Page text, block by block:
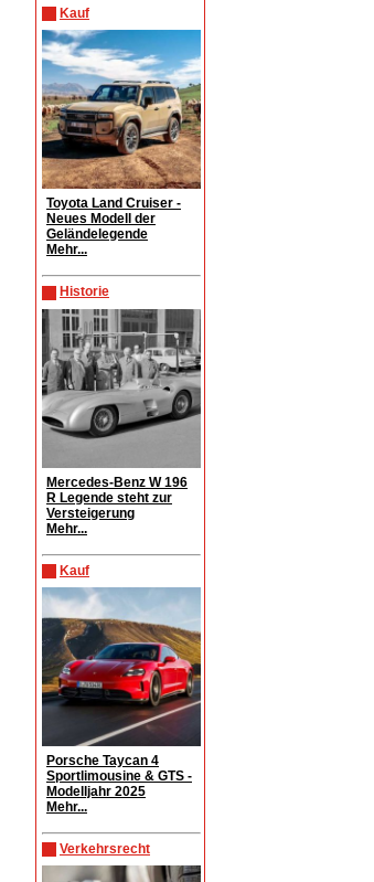
Kauf
Toyota Land Cruiser -
Neues Modell der
Geländelegende
Mehr...
Historie
Mercedes-Benz W 196
R Legende steht zur
Versteigerung
Mehr...
Kauf
Porsche Taycan 4
Sportlimousine & GTS -
Modelljahr 2025
Mehr...
Verkehrsrecht